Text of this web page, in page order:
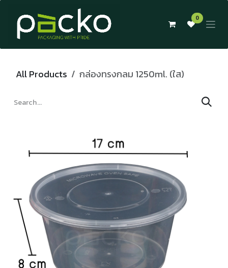
Skip to Content
0
All Products กล่องทรงกลม 1250ml. (ใส)